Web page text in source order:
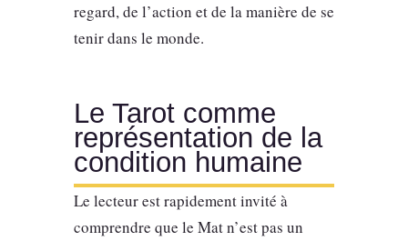
regard, de l’action et de la manière de se
tenir dans le monde.
Le Tarot comme
représentation de la
condition humaine
Le lecteur est rapidement invité à
comprendre que le Mat n’est pas un